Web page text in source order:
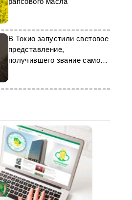
В Токио запустили световое
представление,
получившего звание самого
грандиозного в мире